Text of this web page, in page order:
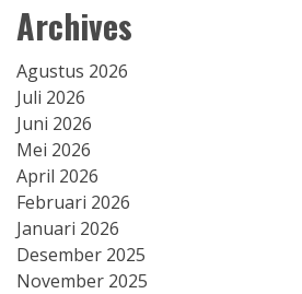
Archives
Agustus 2026
Juli 2026
Juni 2026
Mei 2026
April 2026
Februari 2026
Januari 2026
Desember 2025
November 2025